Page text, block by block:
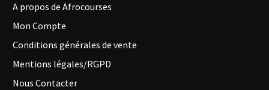
A propos de Afrocourses
Mon Compte
Conditions générales de vente
Mentions légales/RGPD
Nous Contacter